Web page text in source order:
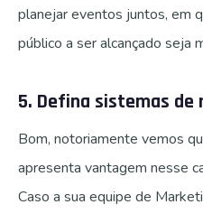
planejar eventos juntos, em
público a ser alcançado seja
5. Defina sistemas de
Bom, notoriamente vemos
apresenta vantagem nesse
Caso a sua equipe de